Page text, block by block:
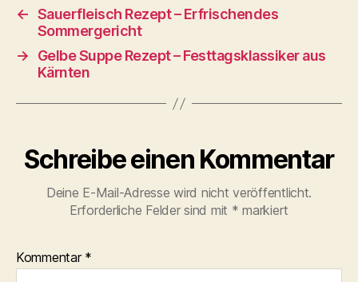
← Sauerfleisch Rezept – Erfrischendes
Sommergericht
→
Gelbe Suppe Rezept – Festtagsklassiker aus
Kärnten
Schreibe einen Kommentar
Deine E-Mail-Adresse wird nicht veröffentlicht.
Erforderliche Felder sind mit * markiert
Kommentar *